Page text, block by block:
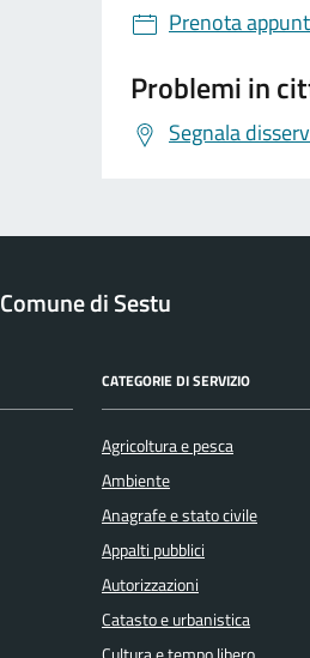
Prenota
Problemi in
Segnala
Comune di Sestu
CATEGORIE DI SERVIZIO
Agricoltura e pesca
Ambiente
Anagrafe e stato civile
Appalti pubblici
Autorizzazioni
Catasto e urbanistica